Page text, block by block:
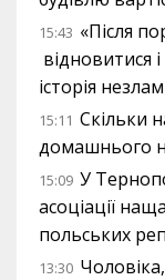
15:43 «Після
відновитися
історія
15:11 Скільки
домашнього
15:09 У
асоціації
польських
13:30